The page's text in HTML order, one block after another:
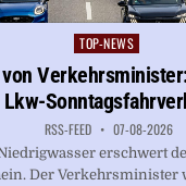
Posted
TOP-NEWS
Lkw-
RSS-FEED 07-08-2026
erschwert
Der Verkehrsminister